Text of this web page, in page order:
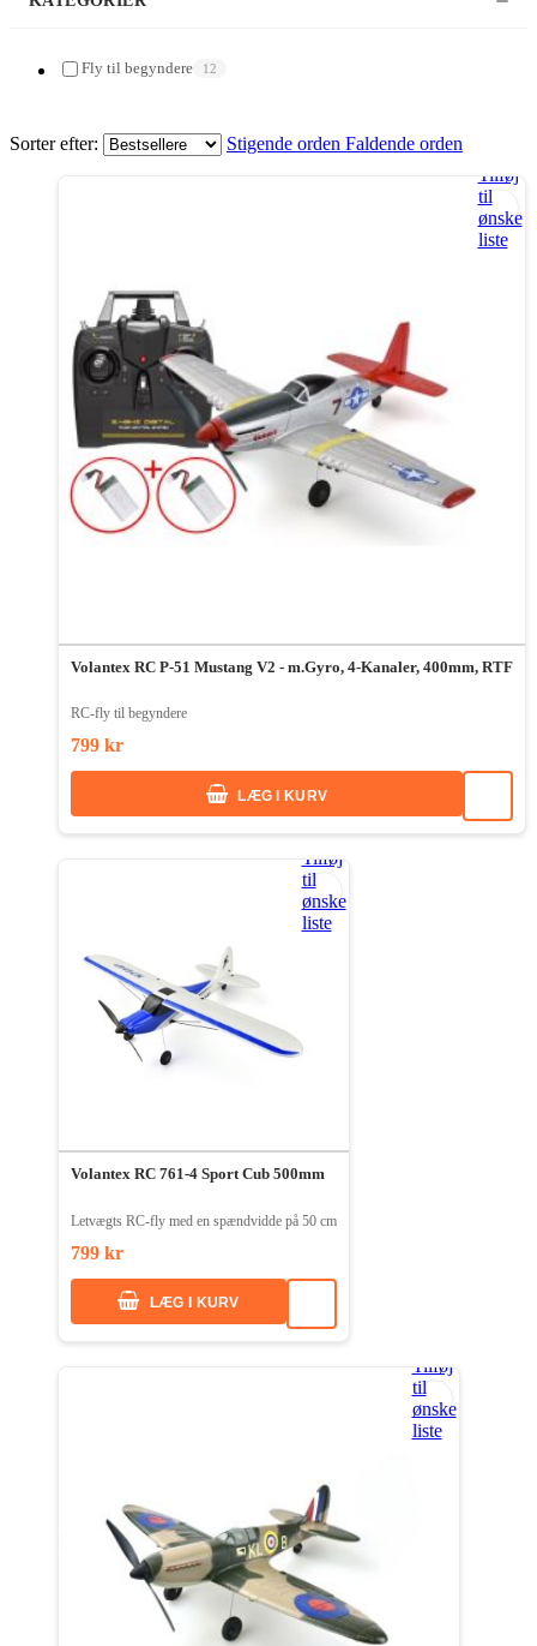
Sorter efter: Stigende orden Faldende orden
Tilføj
til
ønske
liste
Volantex RC P-51 Mustang V2 - m.Gyro, 4-Kanaler, 400mm, RTF
RC-fly til begyndere
799 kr
LÆG I KURV
Tilføj
til
ønske
liste
Volantex RC 761-4 Sport Cub 500mm
Letvægts RC-fly med en spændvidde på 50 cm
799 kr
LÆG I KURV
Tilføj
til
ønske
liste
Fly til begyndere 12